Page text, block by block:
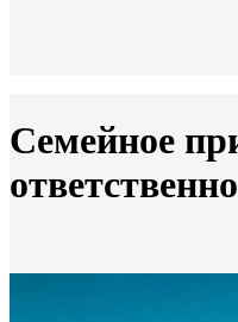
Семейное